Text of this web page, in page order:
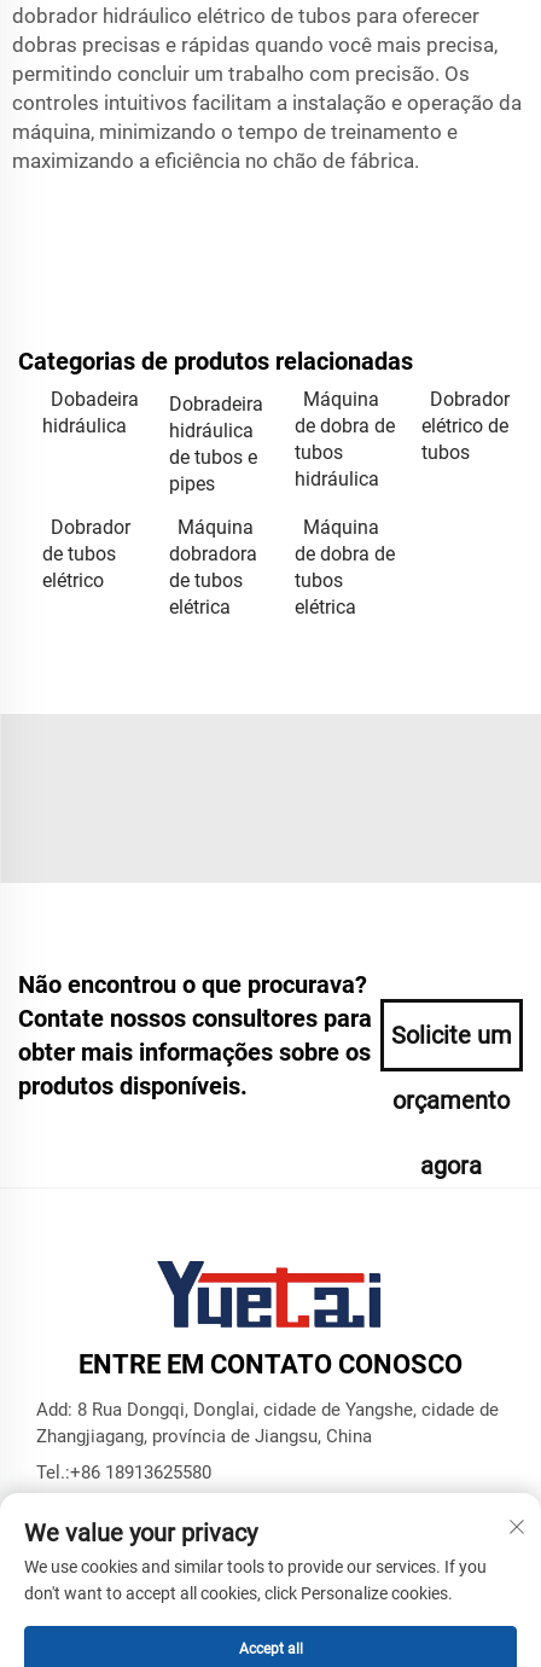
dobrador hidráulico elétrico de tubos para oferecer
dobras precisas e rápidas quando você mais precisa,
permitindo concluir um trabalho com precisão. Os
controles intuitivos facilitam a instalação e operação da
máquina, minimizando o tempo de treinamento e
maximizando a eficiência no chão de fábrica.
Categorias de produtos relacionadas
Dobadeira
hidráulica
Dobradeira
hidráulica
de tubos e
pipes
Máquina
de dobra de
tubos
hidráulica
Dobrador
elétrico de
tubos
Dobrador
de tubos
elétrico
Máquina
dobradora
de tubos
elétrica
Máquina
de dobra de
tubos
elétrica
Não encontrou o que procurava?
Contate nossos consultores para
obter mais informações sobre os
produtos disponíveis.
Solicite um
orçamento
agora
ENTRE EM CONTATO CONOSCO
Add: 8 Rua Dongqi, Donglai, cidade de Yangshe, cidade de
Zhangjiagang, província de Jiangsu, China
Tel.:+86 18913625580
Direitos Autorais © Zhangjiagang Yuetai Precision Machinery
Privacidade-BLOG
We value your privacy
We use cookies and similar tools to provide our services. If you
don't want to accept all cookies, click Personalize cookies.
Accept all